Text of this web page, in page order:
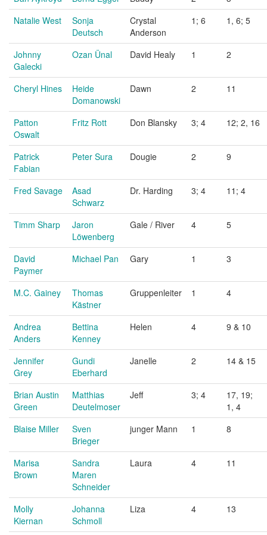
Natalie West
Sonja
Deutsch
Crystal
Anderson
1; 6 1, 6; 5
Johnny
Galecki
Ozan Ünal David Healy 1 2
Cheryl Hines
Heide
Domanowski
Dawn 2 11
Patton
Oswalt
Fritz Rott Don Blansky 3; 4 12; 2, 16
Patrick
Fabian
Peter Sura Dougie 2 9
Fred Savage
Asad
Schwarz
Dr. Harding 3; 4 11; 4
Timm Sharp
Jaron
Löwenberg
Gale / River 4 5
David
Paymer
Michael Pan Gary 1 3
M.C. Gainey
Thomas
Kästner
Gruppenleiter 1 4
Andrea
Anders
Bettina
Kenney
Helen 4 9 & 10
Jennifer
Grey
Gundi
Eberhard
Janelle 2 14 & 15
Brian Austin
Green
Matthias
Deutelmoser
Jeff 3; 4
17, 19;
1, 4
Blaise Miller
Sven
Brieger
junger Mann 1 8
Marisa
Brown
Sandra
Maren
Schneider
Laura 4 11
Molly
Kiernan
Johanna
Schmoll
Liza 4 13